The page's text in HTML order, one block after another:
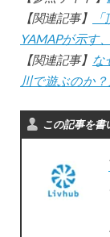
【関連記事】
YAMAPが示す
【関連記事】 な
川で遊ぶのか
この記事を書